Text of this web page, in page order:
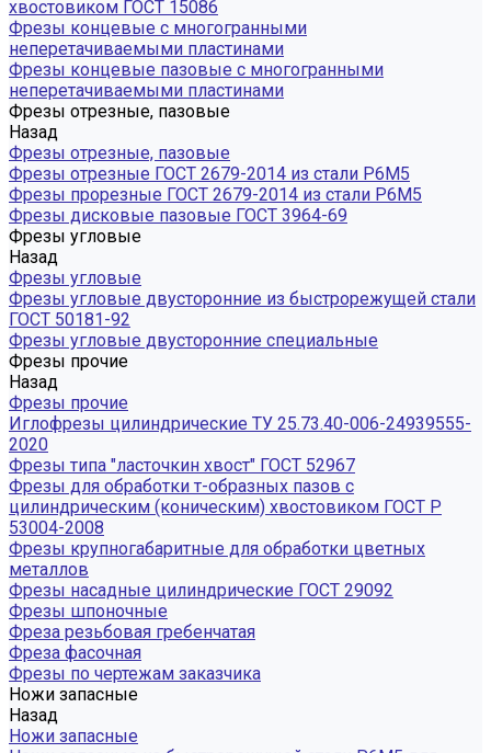
хвостовиком ГОСТ 15086
Фрезы концевые с многогранными
неперетачиваемыми пластинами
Фрезы концевые пазовые с многогранными
неперетачиваемыми пластинами
Фрезы отрезные, пазовые
Назад
Фрезы отрезные, пазовые
Фрезы отрезные ГОСТ 2679-2014 из стали Р6М5
Фрезы прорезные ГОСТ 2679-2014 из стали Р6М5
Фрезы дисковые пазовые ГОСТ 3964-69
Фрезы угловые
Назад
Фрезы угловые
Фрезы угловые двусторонние из быстрорежущей стали
ГОСТ 50181-92
Фрезы угловые двусторонние специальные
Фрезы прочие
Назад
Фрезы прочие
Иглофрезы цилиндрические ТУ 25.73.40-006-24939555-
2020
Фрезы типа "ласточкин хвост" ГОСТ 52967
Фрезы для обработки т-образных пазов с
цилиндрическим (коническим) хвостовиком ГОСТ Р
53004-2008
Фрезы крупногабаритные для обработки цветных
металлов
Фрезы насадные цилиндрические ГОСТ 29092
Фрезы шпоночные
Фреза резьбовая гребенчатая
Фреза фасочная
Фрезы по чертежам заказчика
Ножи запасные
Назад
Ножи запасные